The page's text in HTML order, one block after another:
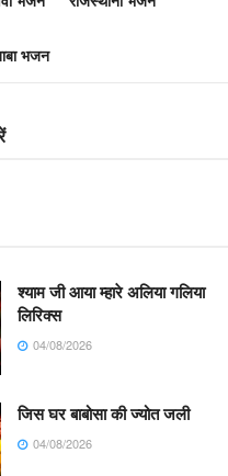
भजन
श्याम जी आया म्हारे अलिया गलिया
लिरिक्स
04/08/2026
जिस घर बाबोसा की ज्योत जली
04/08/2026